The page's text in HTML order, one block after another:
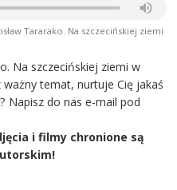
Tararako. Na szczecińskiej ziemi
Na szczecińskiej ziemi w
temat, nurtuje Cię jakaś
Napisz do nas e-mail pod
i filmy chronione są